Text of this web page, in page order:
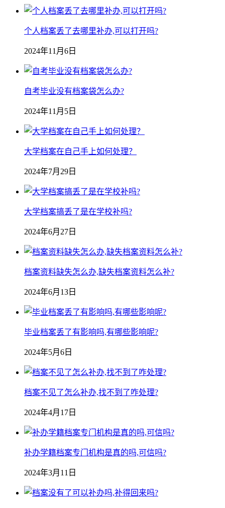
个人档案丢了去哪里补办,可以打开吗?
2024年11月6日
自考毕业没有档案袋怎么办?
2024年11月5日
大学档案在自己手上如何处理？
2024年7月29日
大学档案搞丢了是在学校补吗?
2024年6月27日
档案资料缺失怎么办,缺失档案资料怎么补?
2024年6月13日
毕业档案丢了有影响吗,有哪些影响呢?
2024年5月6日
档案不见了怎么补办,找不到了咋处理?
2024年4月17日
补办学籍档案专门机构是真的吗,可信吗?
2024年3月11日